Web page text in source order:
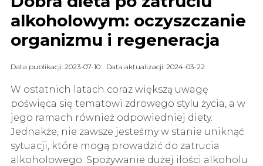
alkoholowym: oczyszczanie
organizmu i regeneracja
Data publikacji: 2023-07-10 Data aktualizacji: 2024-03-22
W ostatnich latach coraz większą uwagę
poświęca się tematowi zdrowego stylu życia, a w
jego ramach również odpowiedniej diety.
Jednakże, nie zawsze jesteśmy w stanie uniknąć
sytuacji, które mogą prowadzić do zatrucia
alkoholowego. Spożywanie dużej ilości alkoholu